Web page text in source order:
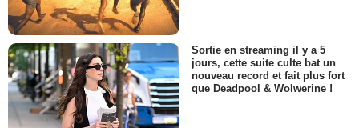
Sortie en streaming il y a 5
jours, cette suite culte bat un
nouveau record et fait plus fort
que Deadpool & Wolwerine !